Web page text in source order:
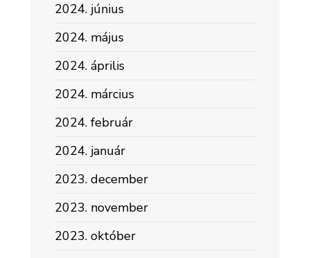
2024. június
2024. május
2024. április
2024. március
2024. február
2024. január
2023. december
2023. november
2023. október